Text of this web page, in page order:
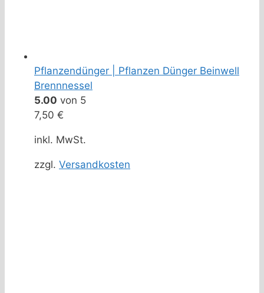
Pflanzendünger | Pflanzen Dünger Beinwell
Brennnessel
5.00 von 5
7,50 €
inkl. MwSt.
zzgl. Versandkosten